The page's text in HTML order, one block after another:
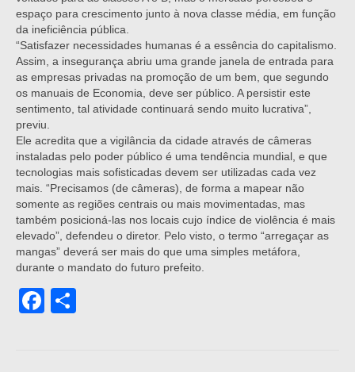
espaço para crescimento junto à nova classe média, em função
da ineficiência pública.
“Satisfazer necessidades humanas é a essência do capitalismo.
Assim, a insegurança abriu uma grande janela de entrada para
as empresas privadas na promoção de um bem, que segundo
os manuais de Economia, deve ser público. A persistir este
sentimento, tal atividade continuará sendo muito lucrativa”,
previu.
Ele acredita que a vigilância da cidade através de câmeras
instaladas pelo poder público é uma tendência mundial, e que
tecnologias mais sofisticadas devem ser utilizadas cada vez
mais. “Precisamos (de câmeras), de forma a mapear não
somente as regiões centrais ou mais movimentadas, mas
também posicioná-las nos locais cujo índice de violência é mais
elevado”, defendeu o diretor. Pelo visto, o termo “arregaçar as
mangas” deverá ser mais do que uma simples metáfora,
durante o mandato do futuro prefeito.
Facebook